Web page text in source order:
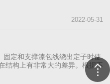
2022-05-31
结构上有非常大的差异。根据不